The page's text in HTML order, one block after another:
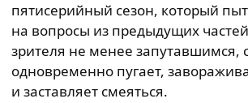
пятисерийный сезон, который
на вопросы из предыдущих
зрителя не менее запутавшимся,
одновременно пугает,
и заставляет смеяться.